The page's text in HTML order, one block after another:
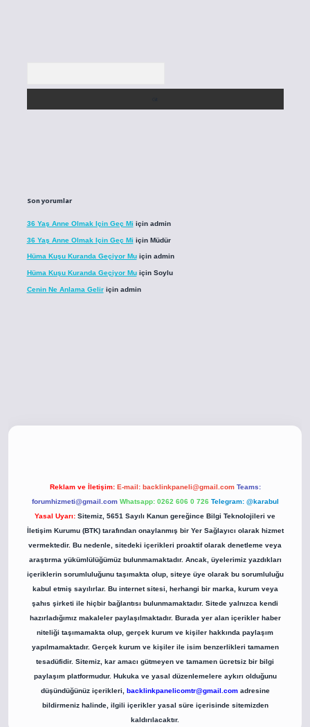
Son yorumlar
36 Yaş Anne Olmak Için Geç Mi için admin
36 Yaş Anne Olmak Için Geç Mi için Müdür
Hüma Kuşu Kuranda Geçiyor Muiçin admin
Hüma Kuşu Kuranda Geçiyor Muiçin Soylu
Cenin Ne Anlama Geliriçin admin
Reklam ve İletişim: E-mail: backlinkpaneli@gmail.com Teams:
forumhizmeti@gmail.com Whatsapp: 0262 606 0 726 Telegram: @karabul
Yasal Uyarı: Sitemiz, 5651 Sayılı Kanun gereğince Bilgi Teknolojileri ve
İletişim Kurumu (BTK) tarafından onaylanmış bir Yer Sağlayıcı olarak hizmet
vermektedir. Bu nedenle, sitedeki içerikleri proaktif olarak denetleme veya
araştırma yükümlülüğümüz bulunmamaktadır. Ancak, üyelerimiz yazdıkları
içeriklerin sorumluluğunu taşımakta olup, siteye üye olarak bu sorumluluğu
kabul etmiş sayılırlar. Bu internet sitesi, herhangi bir marka, kurum veya
şahıs şirketi ile hiçbir bağlantısı bulunmamaktadır. Sitede yalnızca kendi
hazırladığımız makaleler paylaşılmaktadır. Burada yer alan içerikler haber
niteliği taşımamakta olup, gerçek kurum ve kişiler hakkında paylaşım
yapılmamaktadır. Gerçek kurum ve kişiler ile isim benzerlikleri tamamen
tesadüfidir. Sitemiz, kar amacı gütmeyen ve tamamen ücretsiz bir bilgi
paylaşım platformudur. Hukuka ve yasal düzenlemelere aykırı olduğunu
düşündüğünüz içerikleri, backlinkpanelicomtr@gmail.comadresine
bildirmeniz halinde, ilgili içerikler yasal süre içerisinde sitemizden
kaldırılacaktır.